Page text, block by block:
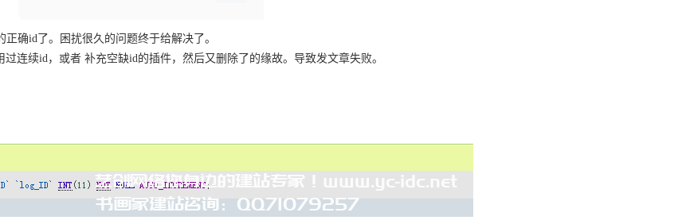
确id了。困扰很久的问题终于给解决了。
连续id，或者 补充空缺id的插件，然后又删除了的缘故。导致发文章失败。